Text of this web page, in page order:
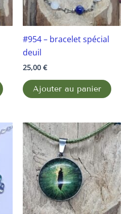
#954 – bracelet spécial
deuil
25,00 €
Ajouter au panier